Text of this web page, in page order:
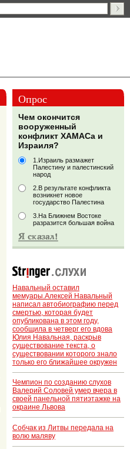
Опрос
Чем окончится
вооруженный
конфликт ХАМАСа и
Израиля?
1.Израиль размажет
Палестину и палестинский
народ
2.В результате конфликта
возникнет новое
государство Палестина
3.На Ближнем Востоке
разразится большая война
Навальный оставил
мемуары.Алексей Навальный
написал автобиографию перед
смертью, которая будет
опубликована в этом году,
сообщила в четверг его вдова
Юлия Навальная, раскрыв
существование текста, о
существовании которого знало
только его ближайшее окружен
Чемпион по созданию слухов
Валерий Соловей умер вчера в
своей панельной пятиэтажке на
окраине Львова
Собчак из Литвы передала на
волю маляву